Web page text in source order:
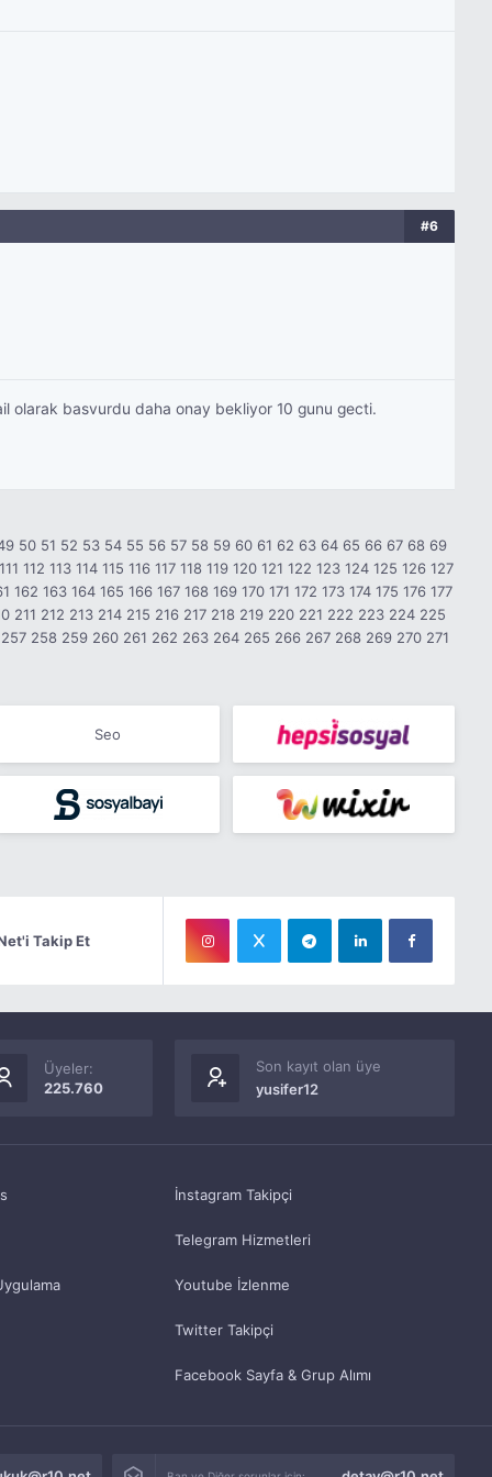
#6
olarak basvurdu daha onay bekliyor 10 gunu gecti.
50 51 52 53 54 55 56 57 58 59 60 61 62 63 64 65 66 67 68 69
111 112 113 114 115 116 117 118 119 120 121 122 123 124 125 126 127
162 163 164 165 166 167 168 169 170 171 172 173 174 175 176 177
211 212 213 214 215 216 217 218 219 220 221 222 223 224 225
257 258 259 260 261 262 263 264 265 266 267 268 269 270 271
Seo
Takip Et
Üyeler:
225.760
Son kayıt olan üye
yusifer12
İnstagram Takipçi
Telegram Hizmetleri
Youtube İzlenme
Twitter Takipçi
Facebook Sayfa & Grup Alımı